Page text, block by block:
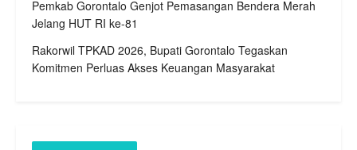
Pemkab Gorontalo Genjot Pemasangan Bendera Merah
Jelang HUT RI ke-81
Rakorwil TPKAD 2026, Bupati Gorontalo Tegaskan
Komitmen Perluas Akses Keuangan Masyarakat